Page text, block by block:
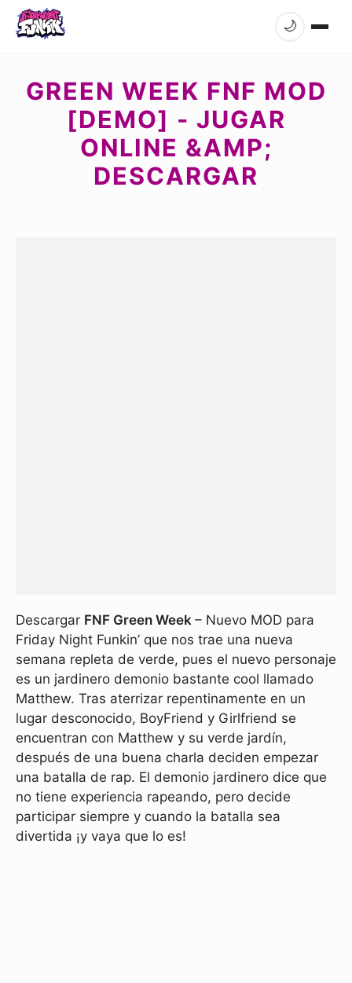
🌙
GREEN WEEK FNF MOD
[DEMO] - JUGAR
ONLINE &AMP;
DESCARGAR
Descargar FNF Green Week – Nuevo MOD para
Friday Night Funkin’ que nos trae una nueva
semana repleta de verde, pues el nuevo personaje
es un jardinero demonio bastante cool llamado
Matthew. Tras aterrizar repentinamente en un
lugar desconocido, BoyFriend y Girlfriend se
encuentran con Matthew y su verde jardín,
después de una buena charla deciden empezar
una batalla de rap. El demonio jardinero dice que
no tiene experiencia rapeando, pero decide
participar siempre y cuando la batalla sea
divertida ¡y vaya que lo es!